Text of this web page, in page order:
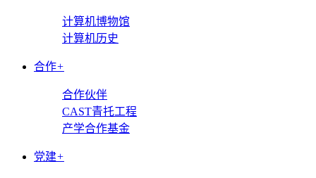
计算机博物馆
计算机历史
合作+
合作伙伴
CAST青托工程
产学合作基金
党建+